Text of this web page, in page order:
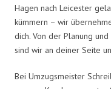
Hagen nach Leicester
kümmern – wir
dich. Von der Planung
sind wir an deiner Seite
Bei Umzugsmeister